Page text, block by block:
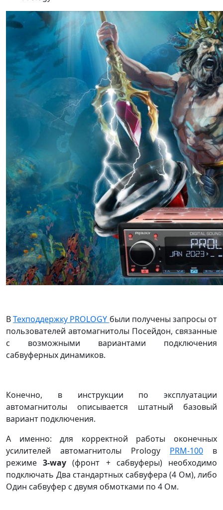
ВТехподдержку PROLOGY были получены запросы от
пользователей автомагнитолы Посейдон, связанные
с возможными вариантами подключения
сабвуферных динамиков.
Конечно, в инструкции по эксплуатации
автомагнитолы описывается штатный базовый
вариант подключения.
А именно: для корректной работы оконечных
усилителей автомагнитолы Prology PRM-100 в
режиме3-way (фронт + сабвуферы) необходимо
подключать Два стандартных сабвуфера (4 Ом), либо
Один сабвуфер с двумя обмотками по 4 Ом.